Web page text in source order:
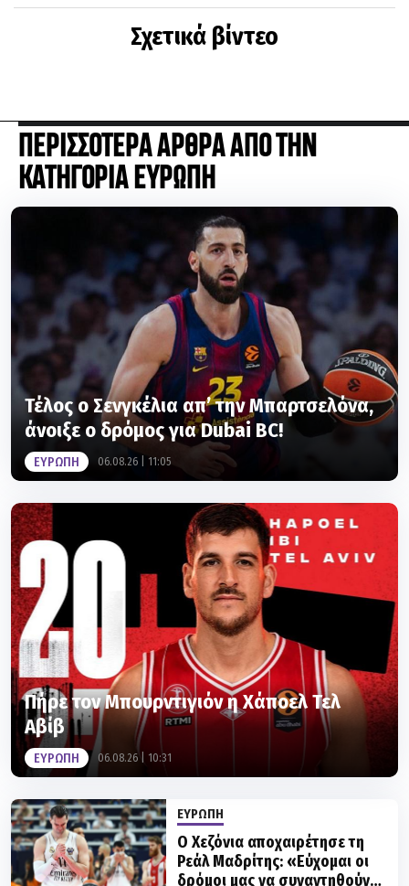
Σχετικά βίντεο
ΠΕΡΙΣΣΟΤΕΡΑ ΑΡΘΡΑ ΑΠΟ ΤΗΝ
ΚΑΤΗΓΟΡΙΑ ΕΥΡΩΠΗ
Τέλος ο Σενγκέλια απ’ την Μπαρτσελόνα,
άνοιξε ο δρόμος για Dubai BC!
ΕΥΡΩΠΗ 06.08.26 | 11:05
Πήρε τον Μπουρντιγιόν η Χάποελ Τελ
Αβίβ
ΕΥΡΩΠΗ 06.08.26 | 10:31
ΕΥΡΩΠΗ
Ο Χεζόνια αποχαιρέτησε τη
Ρεάλ Μαδρίτης: «Εύχομαι οι
δρόμοι μας να συναντηθούν